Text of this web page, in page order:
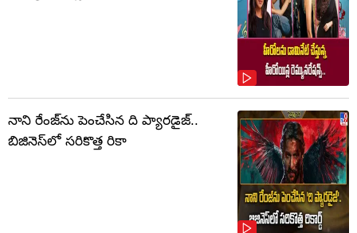
నాని రేంజ్‌ను పెంచేసిన ది ప్యారడైజ్..
బిజినెస్‌లో సరికొత్త రికా